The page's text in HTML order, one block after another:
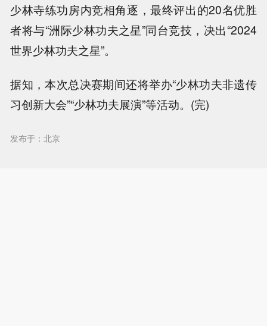
少林寺练功房内竞相角逐，最终评出的20名优胜
者将与“洲际少林功夫之星”同台竞技，决出“2024
世界少林功夫之星”。
据知，本次总决赛期间还将举办“少林功夫非遗传
习创新大会”“少林功夫展演”等活动。(完)
发布于：北京